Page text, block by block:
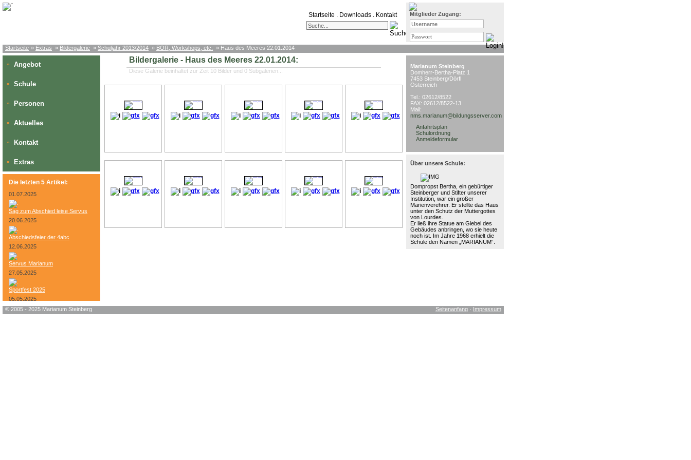
Startseite . Downloads . Kontakt Mitglieder Zugang:
Startseite » Extras » Bildergalerie » Schuljahr 2013/2014 » BOR, Workshops, etc. » Haus des Meeres 22.01.2014
» Angebot
» Schule
» Personen
» Aktuelles
» Kontakt
» Extras
Die letzten 5 Artikel:
01.07.2025
Sag zum Abschied leise Servus
20.06.2025
Abschiedsfeier der 4abc
12.06.2025
Servus Marianum
27.05.2025
Sportfest 2025
05.05.2025
Bundesheer-Tag
Bildergalerie - Haus des Meeres 22.01.2014:
Diese Galerie beinhaltet zur Zeit 10 Bilder und 0 Subgalerien...
Marianum Steinberg
Domherr-Bertha-Platz 1
7453 Steinberg/Dörfl
Österreich
Tel.: 02612/8522
FAX: 02612/8522-13
Mail:
nms.marianum@bildungsserver.com
Anfahrtsplan
Schulordnung
Anmeldeformular
Über unsere Schule:
Dompropst Bertha, ein gebürtiger
Steinberger und Stifter unserer
Institution, war ein großer
Marienverehrer. Er stellte das Haus
unter den Schutz der Muttergottes
von Lourdes.
Er ließ ihre Statue am Giebel des
Gebäudes anbringen, wo sie heute
noch ist. Im Jahre 1968 erhielt die
Schule den Namen „MARIANUM“.
© 2005 - 2025 Marianum Steinberg Seitenanfang · Impressum